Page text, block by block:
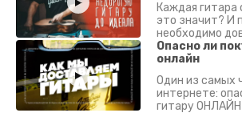
Каждая гитара
это значит? И
необходимо
гитары? Если
Подробно - в
Опасно ли
онлайн
Один из самых
интернете:
гитару ОНЛАЙН? Хм,